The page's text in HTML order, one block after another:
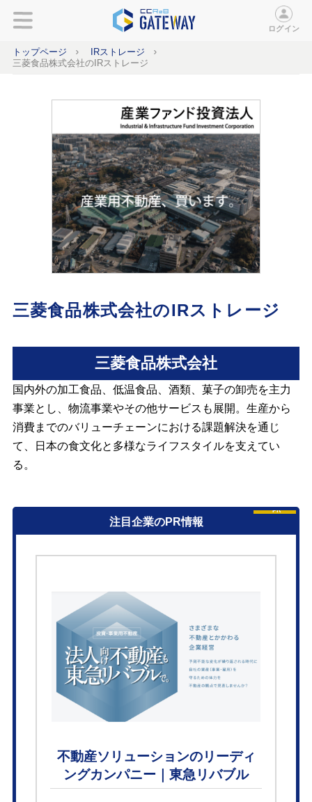
ログイン
トップページ
IRストレージ
三菱食品株式会社のIRストレージ
三菱食品株式会社のIRストレージ
三菱食品株式会社
国内外の加工食品、低温食品、酒類、菓子の卸売を主力
事業とし、物流事業やその他サービスも展開。生産から
消費までのバリューチェーンにおける課題解決を通じ
て、日本の食文化と多様なライフスタイルを支えてい
る。
注目企業のPR情報
PR
不動産ソリューションのリーディ
ングカンパニー｜東急リバブル